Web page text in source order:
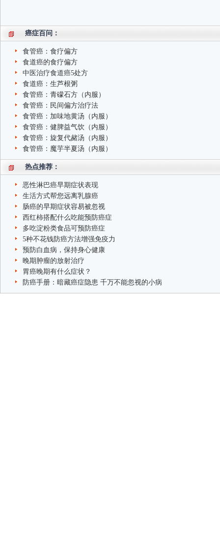
癌症百问：
食管癌：食疗偏方
食道癌的食疗偏方
中医治疗食道癌5处方
食道癌：生芦根粥
食管癌：青礞石方（内服）
食管癌：民间偏方治疗法
食管癌：加味地黄汤（内服）
食管癌：健脾益气饮（内服）
食管癌：旋复代赭汤（内服）
食管癌：魔芋半夏汤（内服）
热点推荐：
恶性淋巴癌早期症状表现
生活方式帮您远离乳腺癌
肠癌的早期症状容易被忽视
西红柿搭配什么吃能预防癌症
多吃淀粉类食品可预防癌症
5种不花钱防癌方法增强免疫力
预防白血病，保持身心健康
晚期肿瘤的放射治疗
胃癌晚期有什么症状？
防癌手册：暗藏癌症隐患 千万不能忽视的小病